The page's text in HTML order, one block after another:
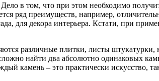
в том, что при этом необходимо
ряд преимуществ, например,
для декора интерьера. Кстати, при
различные плитки, листы штукатурки,
найти два абсолютно одинаковых
камень – это практически искусство,